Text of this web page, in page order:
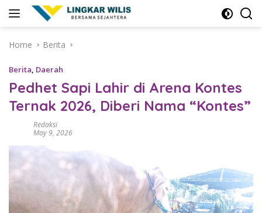
Home
Berita
Berita, Daerah
Pedhet Sapi Lahir di Arena Kontes
Ternak 2026, Diberi Nama “Kontes”
Redaksi
May 9, 2026